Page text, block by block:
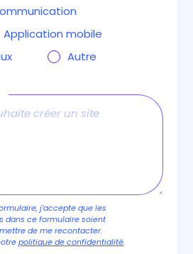
Application mobile
Autre
j’accepte que les
dans ce formulaire soient
de me recontacter.
politique de confidentialité.